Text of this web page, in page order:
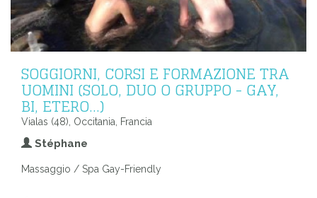
SOGGIORNI, CORSI E FORMAZIONE TRA
UOMINI (SOLO, DUO O GRUPPO - GAY,
BI, ETERO...)
Vialas (48), Occitania, Francia
Stéphane
Massaggio / Spa Gay-Friendly